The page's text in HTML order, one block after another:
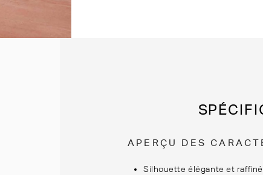
APERÇU DES
Silhouette élégante et